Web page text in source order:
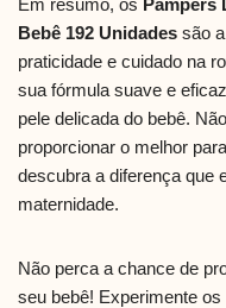
Bebê 192 Unidades são
praticidade e cuidado na
sua fórmula suave e
pele delicada do bebê.
proporcionar o melhor
descubra a diferença que
maternidade.
Não perca a chance de
seu bebê! Experimente os